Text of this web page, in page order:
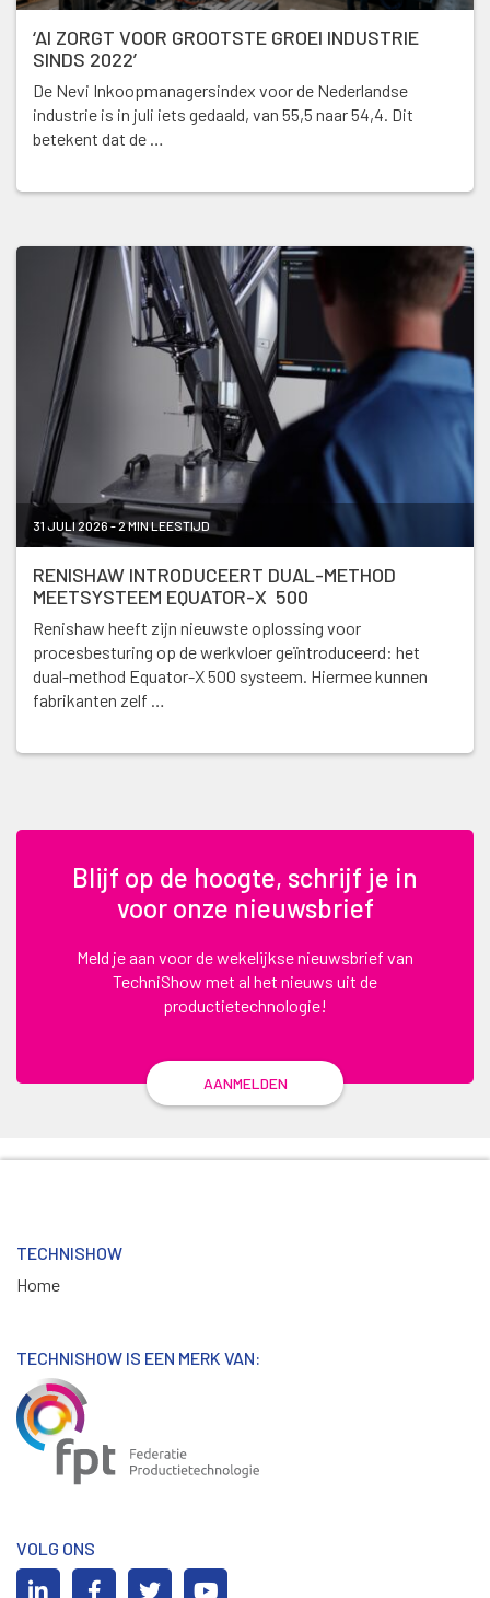
‘AI ZORGT VOOR GROOTSTE GROEI INDUSTRIE
SINDS 2022’
De Nevi Inkoopmanagersindex voor de Nederlandse
industrie is in juli iets gedaald, van 55,5 naar 54,4. Dit
betekent dat de …
31 JULI 2026 - 2 MIN LEESTIJD
RENISHAW INTRODUCEERT DUAL-METHOD
MEETSYSTEEM EQUATOR-X 500
Renishaw heeft zijn nieuwste oplossing voor
procesbesturing op de werkvloer geïntroduceerd: het
dual-method Equator-X 500 systeem. Hiermee kunnen
fabrikanten zelf …
Blijf op de hoogte, schrijf je in
voor onze nieuwsbrief
Meld je aan voor de wekelijkse nieuwsbrief van
TechniShow met al het nieuws uit de
productietechnologie!
AANMELDEN
TECHNISHOW
Home
TECHNISHOW IS EEN MERK VAN:
VOLG ONS